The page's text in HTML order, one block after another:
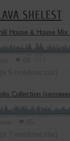
SHELEST
House & House Mix 114-124)
Collection (хеловинское:)